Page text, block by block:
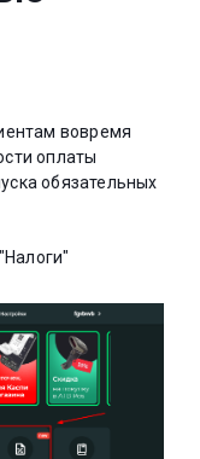
вовремя
оплаты
обязательных